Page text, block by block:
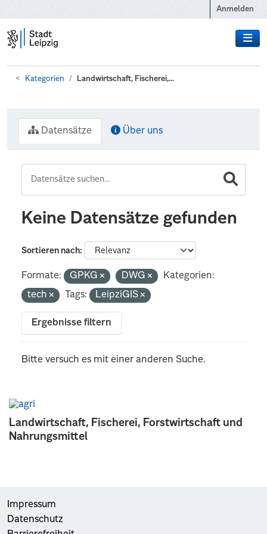
Anmelden
Kategorien Landwirtschaft, Fischerei,...
Landwirtschaft, Fischerei, Forstwirtschaft und
Nahrungsmittel
Datensätze Über uns
Keine Datensätze gefunden
Sortieren nach
Formate: GPKG DWG
Kategorien:
tech
Tags: LeipziGIS
Ergebnisse filtern
Bitte versuch es mit einer anderen Suche.
Impressum
Datenschutz